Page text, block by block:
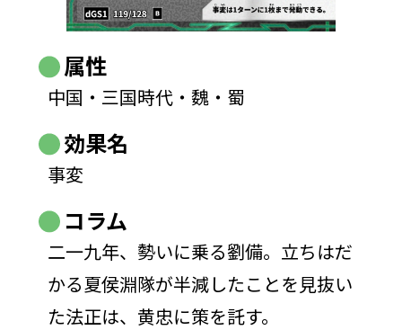
属性
中国・三国時代・魏・蜀
効果名
事変
コラム
二一九年、勢いに乗る劉備。立ちはだ
かる夏侯淵隊が半減したことを見抜い
た法正は、黄忠に策を託す。